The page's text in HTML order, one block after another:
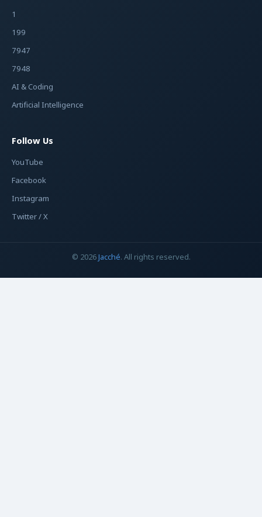
1
199
7947
7948
AI & Coding
Artificial Intelligence
Follow Us
YouTube
Facebook
Instagram
Twitter / X
© 2026Jacché. All rights reserved.